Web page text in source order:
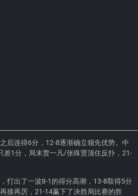
后连得6分，12-8逐渐确立领先优势。中
差1分，局末贾一凡/张殊贤顶住反扑，21-
打出了一波8-1的得分高潮，13-8取得5分
接再厉，21-14赢下了决胜局比赛的胜